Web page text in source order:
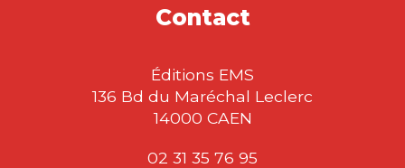
Contact
Éditions EMS
136 Bd du Maréchal Leclerc
14000 CAEN
02 31 35 76 95